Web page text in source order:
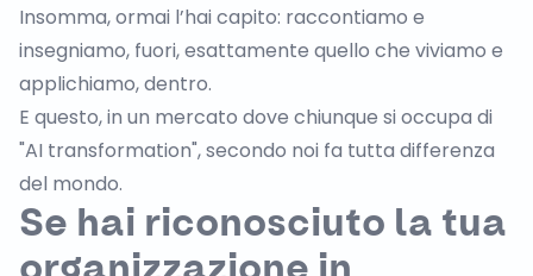
Insomma, ormai l’hai capito: raccontiamo e
insegniamo, fuori, esattamente quello che viviamo e
applichiamo, dentro.
E questo, in un mercato dove chiunque si occupa di
"AI transformation", secondo noi fa tutta differenza
del mondo.
Se hai riconosciuto la tua